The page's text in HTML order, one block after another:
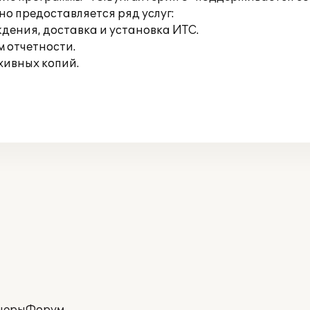
предоставляется ряд услуг:
доставка и установка ИТС.
отчетности.
копий.